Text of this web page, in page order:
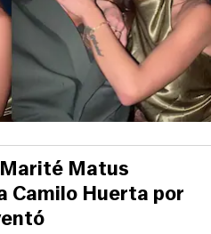
Matus
Camilo Huerta por